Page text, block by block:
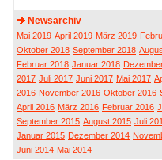
Newsarchiv
Mai 2019 April 2019 März 2019
Oktober 2018 September 2018
Februar 2018 Januar 2018
2017 Juli 2017 Juni 2017 Mai 2017
2016 November 2016 Oktober 2016
April 2016 März 2016 Februar 2016
September 2015 August 2015 Juli
Januar 2015 Dezember 2014
Juni 2014 Mai 2014